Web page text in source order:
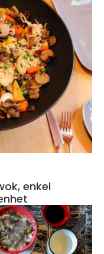
enkel